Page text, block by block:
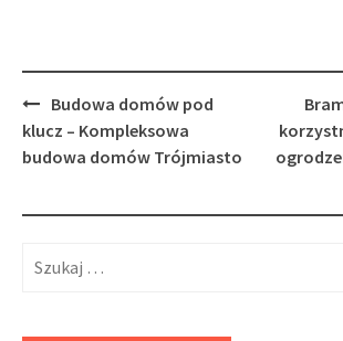
Post
navigation
Budowa domów pod
klucz – Kompleksowa
budowa domów Trójmiasto